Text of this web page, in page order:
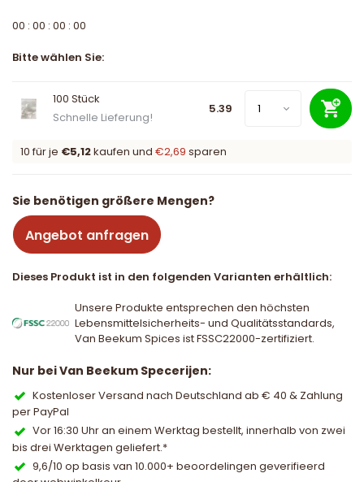
00 : 00 : 00 : 00
Bitte wählen Sie:
100 Stück
Schnelle Lieferung!
5.39
10 für je €5,12kaufen und €2,69 sparen
Sie benötigen größere Mengen?
Angebot anfragen
Dieses Produkt ist in den folgenden Varianten erhältlich:
Unsere Produkte entsprechen den höchsten
Lebensmittelsicherheits- und Qualitätsstandards,
Van Beekum Spices ist FSSC22000-zertifiziert.
Nur bei Van Beekum Specerijen:
Kostenloser Versand nach Deutschland ab € 40 & Zahlung
per PayPal
Vor 16:30 Uhr an einem Werktag bestellt, innerhalb von zwei
bis drei Werktagen geliefert.*
9,6/10 op basis van 10.000+ beoordelingen geverifieerd